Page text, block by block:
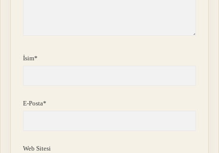
İsim*
E-Posta*
Web Sitesi